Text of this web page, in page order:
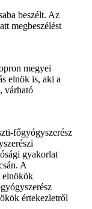
beszélt. Az
megbeszélést
megyei
elnök is, aki a
várható
főgyógyszerész
gyakorlat
A
elnökök
értekezletről